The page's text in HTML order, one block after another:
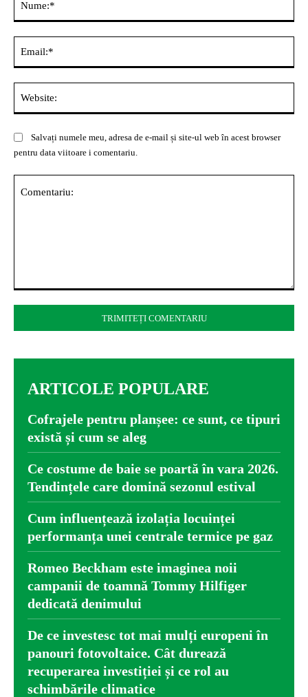
Salvați numele meu, adresa de e-mail și site-ul web în acest browser
pentru data viitoare i comentariu.
ARTICOLE POPULARE
Cofrajele pentru planșee: ce sunt, ce tipuri
există și cum se aleg
Ce costume de baie se poartă în vara 2026.
Tendințele care domină sezonul estival
Cum influențează izolația locuinței
performanța unei centrale termice pe gaz
Romeo Beckham este imaginea noii
campanii de toamnă Tommy Hilfiger
dedicată denimului
De ce investesc tot mai mulți europeni în
panouri fotovoltaice. Cât durează
recuperarea investiției și ce rol au
schimbările climatice